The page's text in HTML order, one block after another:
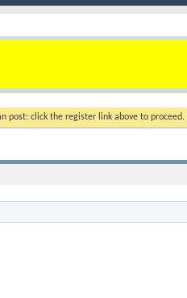
post: click the register link above to